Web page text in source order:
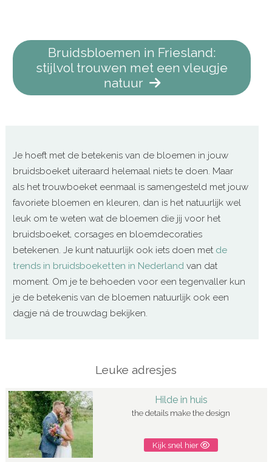
Bruidsbloemen in Friesland:
stijlvol trouwen met een vleugje
natuur
Je hoeft met de betekenis van de bloemen in jouw
bruidsboeket uiteraard helemaal niets te doen. Maar
als het trouwboeket eenmaal is samengesteld met jouw
favoriete bloemen en kleuren, dan is het natuurlijk wel
leuk om te weten wat de bloemen die jij voor het
bruidsboeket, corsages en bloemdecoraties
betekenen. Je kunt natuurlijk ook iets doen met de
trends in bruidsboeketten in Nederland van dat
moment. Om je te behoeden voor een tegenvaller kun
je de betekenis van de bloemen natuurlijk ook een
dagje ná de trouwdag bekijken.
Leuke adresjes
Hilde in huis
the details make the design
Kijk snel hier